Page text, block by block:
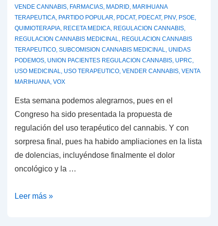
en
farmacias
VENDE CANNABIS, FARMACIAS, MADRID, MARIHUANA
TERAPEUTICA, PARTIDO POPULAR, PDCAT, PDECAT, PNV, PSOE,
QUIMIOTERAPIA, RECETA MEDICA, REGULACION CANNABIS,
REGULACION CANNABIS MEDICINAL, REGULACION CANNABIS
TERAPEUTICO, SUBCOMISION CANNABIS MEDICINAL, UNIDAS
PODEMOS, UNION PACIENTES REGULACION CANNABIS, UPRC,
USO MEDICINAL, USO TERAPEUTICO, VENDER CANNABIS, VENTA
MARIHUANA, VOX
Esta semana podemos alegrarnos, pues en el
Congreso ha sido presentada la propuesta de
regulación del uso terapéutico del cannabis. Y con
sorpresa final, pues ha habido ampliaciones en la lista
de dolencias, incluyéndose finalmente el dolor
oncológico y la …
Presentada
Leer más »